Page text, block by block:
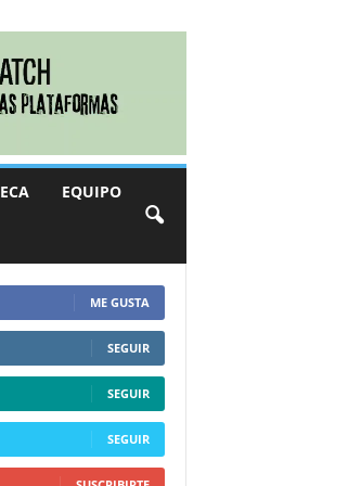
EQUIPO
ME GUSTA
SEGUIR
SEGUIR
SEGUIR